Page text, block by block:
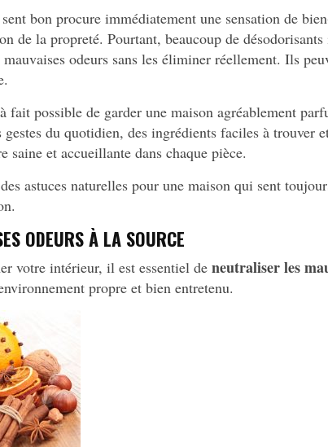
bon procure immédiatement une sensation de
de la propreté. Pourtant, beaucoup de
odeurs sans les éliminer réellement. Ils
fait possible de garder une maison agréablement
du quotidien, des ingrédients faciles à trouver
saine et accueillante dans chaque pièce.
astuces naturelles pour une maison qui sent
ODEURS À LA SOURCE
votre intérieur, il est essentiel deneutraliser les
propre et bien entretenu.